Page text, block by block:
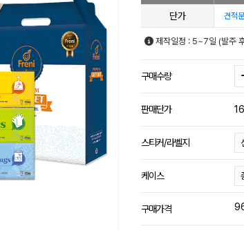
단가 견적
제작일정 : 5~7일 (발주
구매수량
판매단가
스티커/라벨지
케이스
구매가격